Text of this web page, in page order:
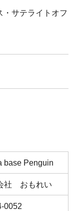
・サテライトオフ
base Penguin
社 おもれい
0052